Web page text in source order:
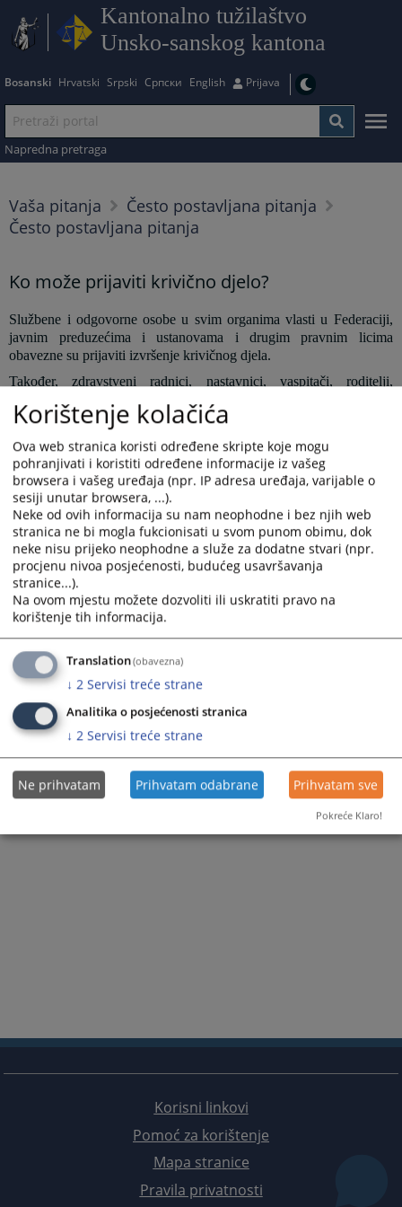
Kantonalno tužilaštvo
Unsko-sanskog kantona
Bosanski Hrvatski Srpski Српски English Prijava
Napredna pretraga
Vaša pitanja
Često postavljana pitanja
Često postavljana pitanja
Ko može prijaviti krivično djelo?
Službene i odgovorne osobe u svim organima vlasti u Federaciji,
javnim preduzećima i ustanovama i drugim pravnim licima
obavezne su prijaviti izvršenje krivičnog djela.
Također, zdravstveni radnici, nastavnici, vaspitači, roditelji,
da se staraju o odgajanju i vaspitanju maloljetnika, dužne su da
obavijeste nadležno ministarstvo unutrašnjih poslova ili tužioca o
sumnji da je maloljetna osoba žrtva seksualnog, fizičkog ili nekog
drugog zlostavljanja.
Pored toga, svaki građanin ima pravo prijaviti izvršenje krivičnog
djela.
U određenim slučajevima neprijavljivanje krivičnog djela
predstavlja krivično djelo.
Prikazana vijest je na: Bosanski jezik
2085
Korisni linkovi
Pomoć za korištenje
Mapa stranice
Pravila privatnosti
Korištenje kolačića
Ova web stranica koristi određene skripte koje mogu
pohranjivati i koristiti određene informacije iz vašeg
browsera i vašeg uređaja (npr. IP adresa uređaja, varijable o
sesiji unutar browsera, ...).
Neke od ovih informacija su nam neophodne i bez njih web
stranica ne bi mogla fukcionisati u svom punom obimu, dok
neke nisu prijeko neophodne a služe za dodatne stvari (npr.
procjenu nivoa posjećenosti, budućeg usavršavanja
stranice...).
Na ovom mjestu možete dozvoliti ili uskratiti pravo na
korištenje tih informacija.
Translation(obavezna)
↓ 2 Servisi treće strane
Analitika o posjećenosti stranica
↓ 2 Servisi treće strane
Ne prihvatam Prihvatam odabrane Prihvatam sve
Pokreće Klaro!